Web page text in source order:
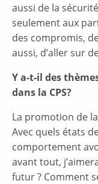
aussi de la
seulement aux
des compromis,
aussi, d’aller sur
Y a-t-il des
dans la CPS?
La promotion de
Avec quels états
comportement
avant tout,
futur ? Comment